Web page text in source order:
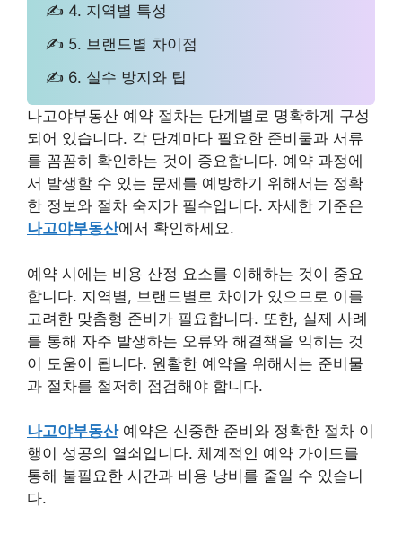
✍ 4. 지역별 특성
✍ 5. 브랜드별 차이점
✍ 6. 실수 방지와 팁
나고야부동산 예약 절차는 단계별로 명확하게 구성
되어 있습니다. 각 단계마다 필요한 준비물과 서류
를 꼼꼼히 확인하는 것이 중요합니다. 예약 과정에
서 발생할 수 있는 문제를 예방하기 위해서는 정확
한 정보와 절차 숙지가 필수입니다. 자세한 기준은
나고야부동산에서 확인하세요.
예약 시에는 비용 산정 요소를 이해하는 것이 중요
합니다. 지역별, 브랜드별로 차이가 있으므로 이를
고려한 맞춤형 준비가 필요합니다. 또한, 실제 사례
를 통해 자주 발생하는 오류와 해결책을 익히는 것
이 도움이 됩니다. 원활한 예약을 위해서는 준비물
과 절차를 철저히 점검해야 합니다.
나고야부동산예약은 신중한 준비와 정확한 절차 이
행이 성공의 열쇠입니다. 체계적인 예약 가이드를
통해 불필요한 시간과 비용 낭비를 줄일 수 있습니
다.